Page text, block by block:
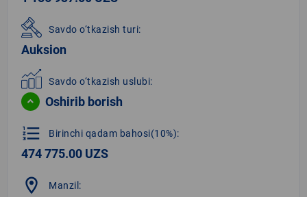
Savdo o‘tkazish turi:
Auksion
Savdo o‘tkazish uslubi:
Oshirib borish
format_list_numbered Birinchi qadam bahosi(10%):
474 775.00 UZS
location_on Manzil: